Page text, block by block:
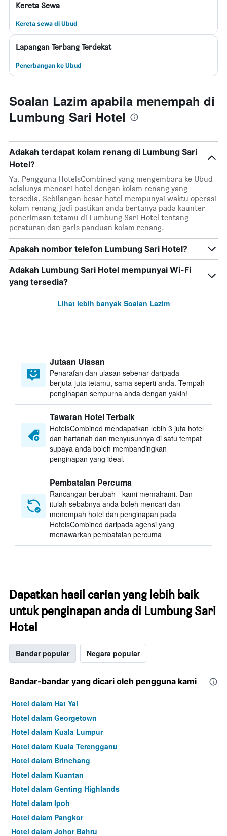
Kereta Sewa
Kereta sewa di Ubud
Lapangan Terbang Terdekat
Penerbangan ke Ubud
Soalan Lazim apabila menempah di
Lumbung Sari Hotel
Adakah terdapat kolam renang di Lumbung Sari
Hotel?
Ya. Pengguna HotelsCombined yang mengembara ke Ubud
selalunya mencari hotel dengan kolam renang yang
tersedia. Sebilangan besar hotel mempunyai waktu operasi
kolam renang, jadi pastikan anda bertanya pada kaunter
penerimaan tetamu di Lumbung Sari Hotel tentang
peraturan dan garis panduan kolam renang.
Apakah nombor telefon Lumbung Sari Hotel?
Adakah Lumbung Sari Hotel mempunyai Wi-Fi
yang tersedia?
Lihat lebih banyak Soalan Lazim
Jutaan Ulasan
Penarafan dan ulasan sebenar daripada
berjuta-juta tetamu, sama seperti anda. Tempah
penginapan sempurna anda dengan yakin!
Tawaran Hotel Terbaik
HotelsCombined mendapatkan lebih 3 juta hotel
dan hartanah dan menyusunnya di satu tempat
supaya anda boleh membandingkan
penginapan yang ideal.
Pembatalan Percuma
Rancangan berubah - kami memahami. Dan
itulah sebabnya anda boleh mencari dan
menempah hotel dan penginapan pada
HotelsCombined daripada agensi yang
menawarkan pembatalan percuma
Dapatkan hasil carian yang lebih baik
untuk penginapan anda di Lumbung Sari
Hotel
Bandar popular Negara popular
Bandar-bandar yang dicari oleh pengguna kami
Hotel dalam Hat Yai
Hotel dalam Georgetown
Hotel dalam Kuala Lumpur
Hotel dalam Kuala Terengganu
Hotel dalam Brinchang
Hotel dalam Kuantan
Hotel dalam Genting Highlands
Hotel dalam Ipoh
Hotel dalam Pangkor
Hotel dalam Johor Bahru